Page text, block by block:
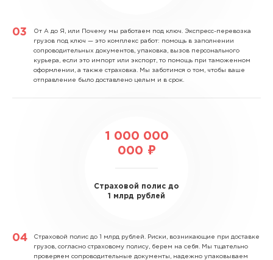
От А до Я, или Почему мы работаем под ключ. Экспресс-перевозка
грузов под ключ — это комплекс работ: помощь в заполнении
сопроводительных документов, упаковка, вызов персонального
курьера, если это импорт или экспорт, то помощь при таможенном
оформлении, а также страховка. Мы заботимся о том, чтобы ваше
отправление было доставлено целым и в срок.
1 000 000
000 ₽
Страховой полис до
1 млрд рублей
Страховой полис до 1 млрд рублей. Риски, возникающие при доставке
грузов, согласно страховому полису, берем на себя. Мы тщательно
проверяем сопроводительные документы, надежно упаковываем